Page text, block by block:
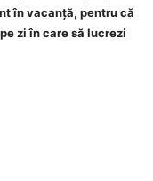
în vacanță, pentru că
zi în care să lucrezi